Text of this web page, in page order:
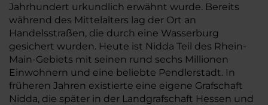
Jahrhundert urkundlich erwähnt wurde. Bereits
während des Mittelalters lag der Ort an
Handelsstraßen, die durch eine Wasserburg
gesichert wurden. Heute ist Nidda Teil des Rhein-
Main-Gebiets mit seinen rund sechs Millionen
Einwohnern und eine beliebte Pendlerstadt. In
früheren Jahren existierte eine eigene Grafschaft
Nidda, die später in der Landgrafschaft Hessen und